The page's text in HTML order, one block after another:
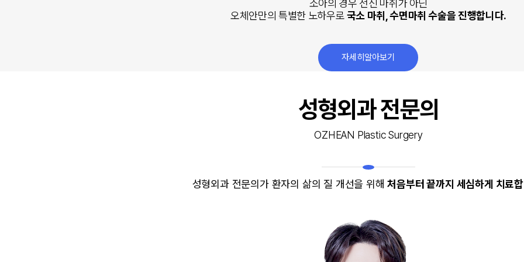
소아의 경우 전신 마취가 아닌
오체안만의 특별한 노하우로국소 마취, 수면마취 수술을 진행합니다.
자세히알아보기
성형외과 전문의
OZHEAN Plastic Surgery
성형외과 전문의가 환자의 삶의 질 개선을 위해처음부터 끝까지 세심하게 치료